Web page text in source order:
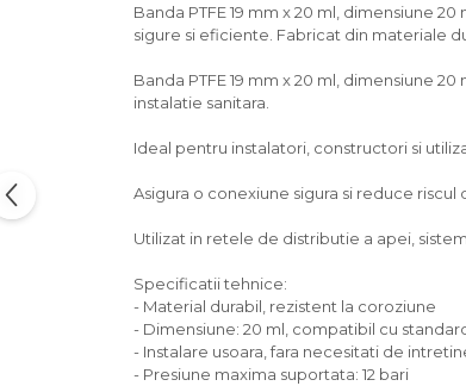
Banda PTFE 19 mm x 20 ml, dimensiune
sigure si eficiente. Fabricat din materiale
Banda PTFE 19 mm x 20 ml, dimensiune
instalatie sanitara.
Ideal pentru instalatori, constructori si
Asigura o conexiune sigura si reduce riscul
Utilizat in retele de distributie a apei,
Specificatii tehnice:
- Material durabil, rezistent la coroziune
- Dimensiune: 20 ml, compatibil cu
- Instalare usoara, fara necesitati de
- Presiune maxima suportata: 12 bari